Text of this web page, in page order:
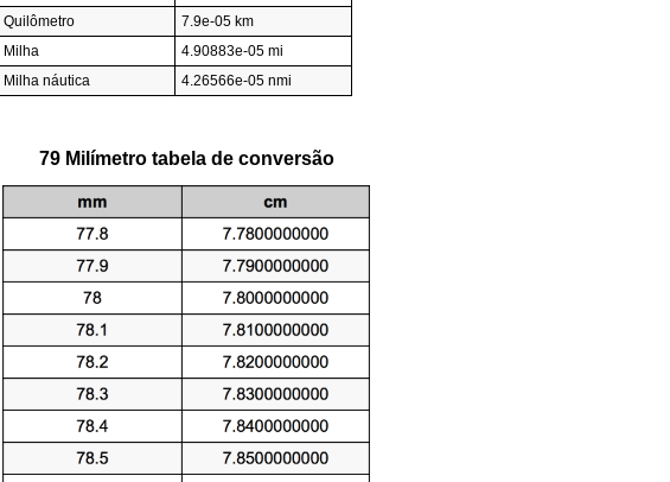
Quilômetro
7.9e-05 km
Milha
4.90883e-05 mi
Milha náutica
4.26566e-05 nmi
79 Milímetro tabela de conversão